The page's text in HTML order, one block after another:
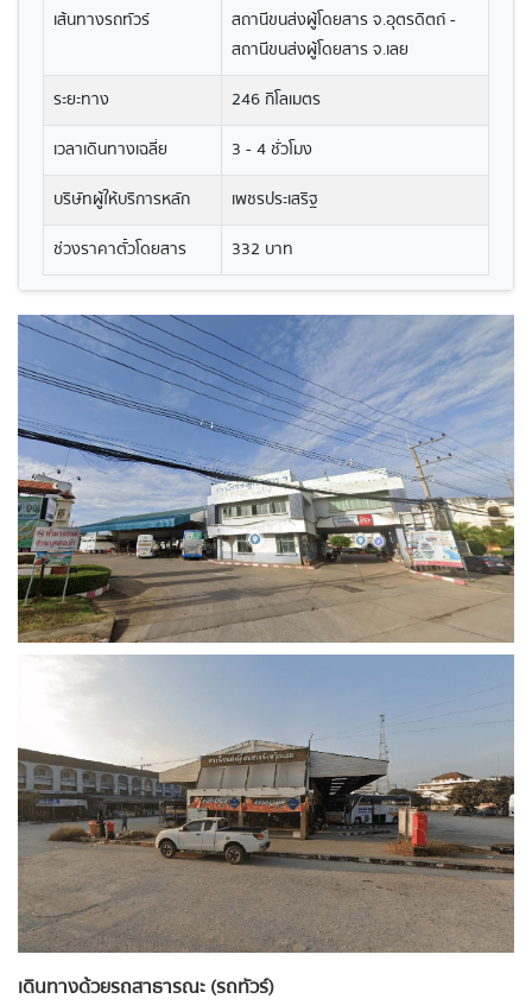
เดินทางด้วยรถสาธารณะ (รถทัวร์)
เส้นทางรถทัวร์
สถานีขนส่งผู้โดยสาร จ.อุตรดิตถ์ -
สถานีขนส่งผู้โดยสาร จ.เลย
ระยะทาง
246 กิโลเมตร
เวลาเดินทางเฉลี่ย
3 - 4 ชั่วโมง
บริษัทผู้ให้บริการหลัก
เพชรประเสริฐ
ช่วงราคาตั๋วโดยสาร
332 บาท